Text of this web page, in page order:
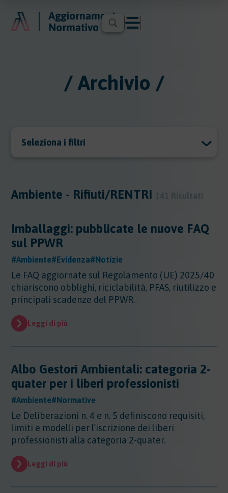
/ Archivio /
Seleziona i filtri
Altri Settori
Altri Settori
Altri Settori - Beni culturali
Altri Settori - Formazione
Altri Settori - Giurisprudenza
Altri Settori - Territorio
Altri Settori - Salute
Ambiente
Ambiente - Acque
Ambiente - Suolo
Ambiente - Rifiuti/SISTRI/RAEE
Ambiente - Inquinamento Elettromagnetico
Ambiente - Inquinamento Acustico
AUA
Ambiente - Rifiuti/RENTRI
Approfondimenti
Certificazioni
Certificazioni - Ecolabel/LCA
Certificazioni - Qualità
Certificazioni - Sicurezza
Certificazioni - CSR
Contributi
Documenti
Documenti
Edilizia
Edilizia
Energia
Evidenza
Ambiente - Rifiuti/RENTRI 141 Risultati
Imballaggi: pubblicate le nuove FAQ
sul PPWR
#Ambiente#Evidenza#Notizie
Le FAQ aggiornate sul Regolamento (UE) 2025/40
chiariscono obblighi, riciclabilità, PFAS, riutilizzo e
principali scadenze del PPWR.
Leggi di più
Albo Gestori Ambientali: categoria 2-
quater per i liberi professionisti
#Ambiente#Normative
Le Deliberazioni n. 4 e n. 5 definiscono requisiti,
limiti e modelli per l’iscrizione dei liberi
professionisti alla categoria 2-quater.
Leggi di più